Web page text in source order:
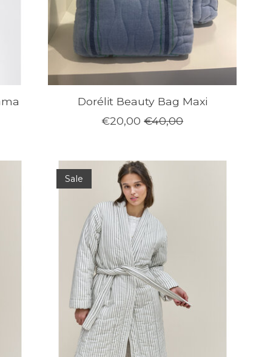
Dorélit Beauty Bag Maxi
€20,00 €40,00
Sale